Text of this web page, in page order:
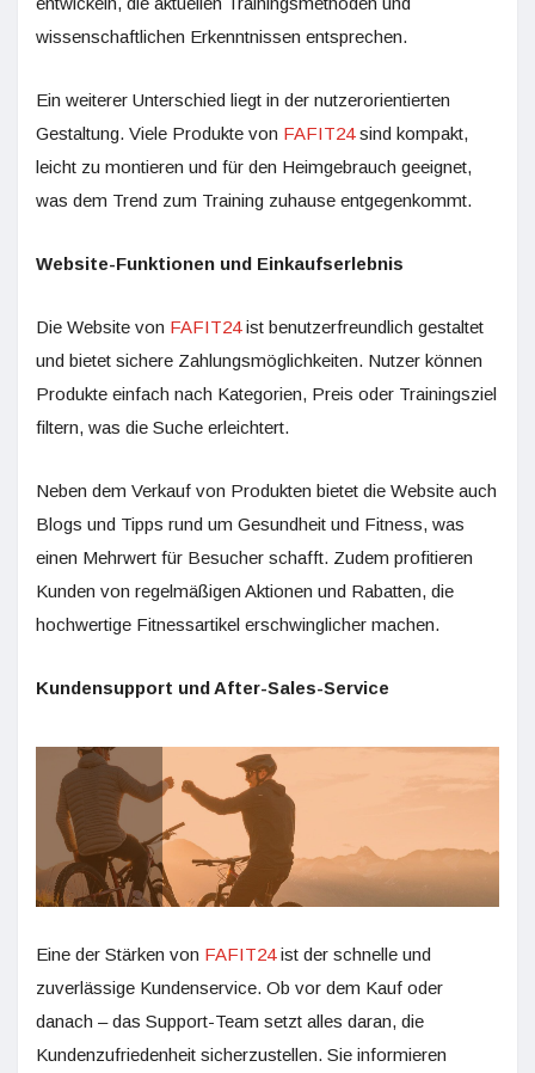
wissenschaftlichen Erkenntnissen entsprechen.
Ein weiterer Unterschied liegt in der nutzerorientierten
Gestaltung. Viele Produkte von FAFIT24sind kompakt,
leicht zu montieren und für den Heimgebrauch geeignet,
was dem Trend zum Training zuhause entgegenkommt.
Website-Funktionen und Einkaufserlebnis
Die Website von FAFIT24ist benutzerfreundlich gestaltet
und bietet sichere Zahlungsmöglichkeiten. Nutzer können
Produkte einfach nach Kategorien, Preis oder Trainingsziel
filtern, was die Suche erleichtert.
Neben dem Verkauf von Produkten bietet die Website auch
Blogs und Tipps rund um Gesundheit und Fitness, was
einen Mehrwert für Besucher schafft. Zudem profitieren
Kunden von regelmäßigen Aktionen und Rabatten, die
hochwertige Fitnessartikel erschwinglicher machen.
Kundensupport und After-Sales-Service
Eine der Stärken von FAFIT24ist der schnelle und
zuverlässige Kundenservice. Ob vor dem Kauf oder
danach – das Support-Team setzt alles daran, die
Kundenzufriedenheit sicherzustellen. Sie informieren